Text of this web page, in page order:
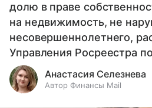
долю в праве
на недвижимость, не
несовершеннолетнего,
Управления Росреестра
Анастасия Селезнева
Автор Финансы Mail